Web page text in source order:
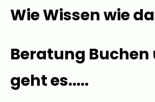
Wie Wissen wie
Beratung Buchen
geht es.....